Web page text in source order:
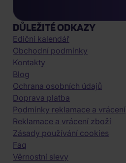
DŮLEŽITÉ ODKAZY
Ediční kalendář
Obchodní podmínky
Kontakty
Blog
Ochrana osobních údajů
Doprava platba
Podmínky reklamace a vrácení
Reklamace a vrácení zboží
Zásady používání cookies
Faq
Věrnostní slevy